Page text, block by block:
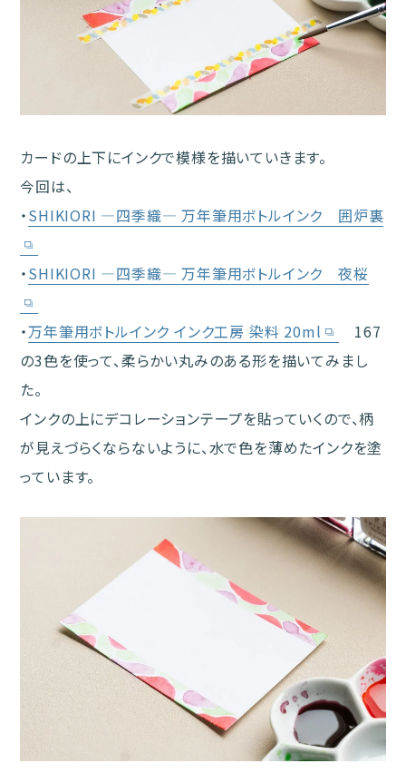
カードの上下にインクで模様を描いていきます。
今回は、
・SHIKIORI ―四季織― 万年筆用ボトルインク 囲炉裏
・SHIKIORI ―四季織― 万年筆用ボトルインク 夜桜
・万年筆用ボトルインク インク工房 染料 20ml
167
の3色を使って、柔らかい丸みのある形を描いてみまし
た。
インクの上にデコレーションテープを貼っていくので、柄
が見えづらくならないように、水で色を薄めたインクを塗
っています。